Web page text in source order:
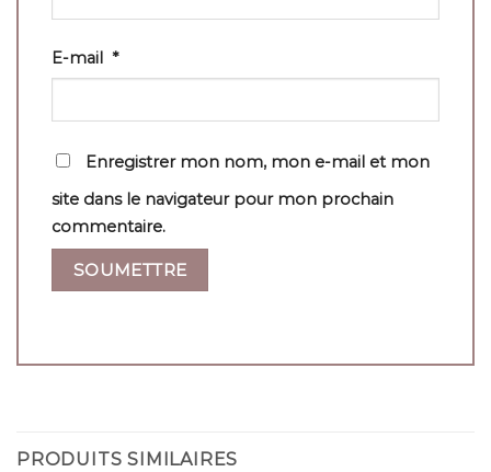
E-mail *
Enregistrer mon nom, mon e-mail et mon
site dans le navigateur pour mon prochain
commentaire.
PRODUITS SIMILAIRES